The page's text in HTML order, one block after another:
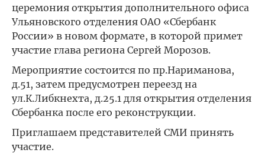
церемония открытия дополнительного офиса
Ульяновского отделения ОАО «Сбербанк
России» в новом формате, в которой примет
участие глава региона Сергей Морозов.
Мероприятие состоится по пр.Нариманова,
д.51, затем предусмотрен переезд на
ул.К.Либкнехта, д.25.1 для открытия отделения
Сбербанка после его реконструкции.
Приглашаем представителей СМИ принять
участие.